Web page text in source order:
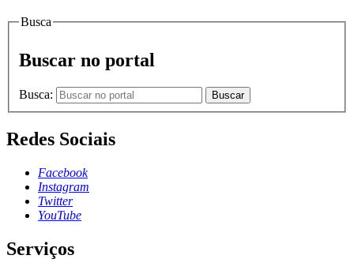
Busca
Buscar no portal
Busca: Buscar
Redes Sociais
Facebook
Instagram
Twitter
YouTube
Serviços